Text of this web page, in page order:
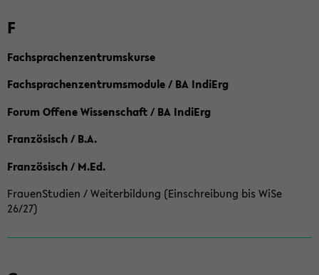
F
Fachsprachenzentrumskurse
Fachsprachenzentrumsmodule / BA IndiErg
Forum Offene Wissenschaft / BA IndiErg
Französisch / B.A.
Französisch / M.Ed.
FrauenStudien / Weiterbildung (Einschreibung bis WiSe
26/27)